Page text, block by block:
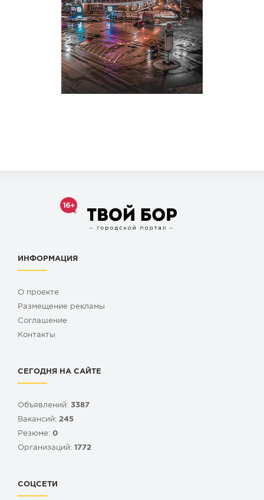
ИНФОРМАЦИЯ
О проекте
Размещение рекламы
Cоглашение
Контакты
СЕГОДНЯ НА САЙТЕ
Объявлений: 3387
Вакансий: 245
Резюме: 0
Организаций: 1772
СОЦСЕТИ